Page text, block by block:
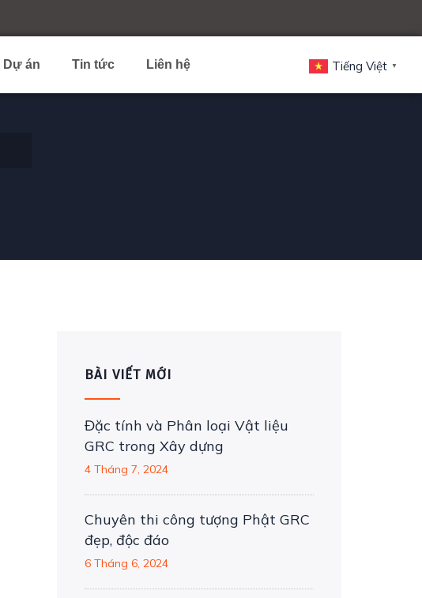
Dự án Tin tức Liên hệ Tiếng Việt ▼
BÀI VIẾT MỚI
Đặc tính và Phân loại Vật liệu
GRC trong Xây dựng
4 Tháng 7, 2024
Chuyên thi công tượng Phật GRC
đẹp, độc đáo
6 Tháng 6, 2024